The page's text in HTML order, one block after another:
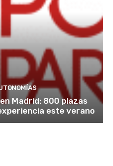
Madrid: 800 plazas
este verano